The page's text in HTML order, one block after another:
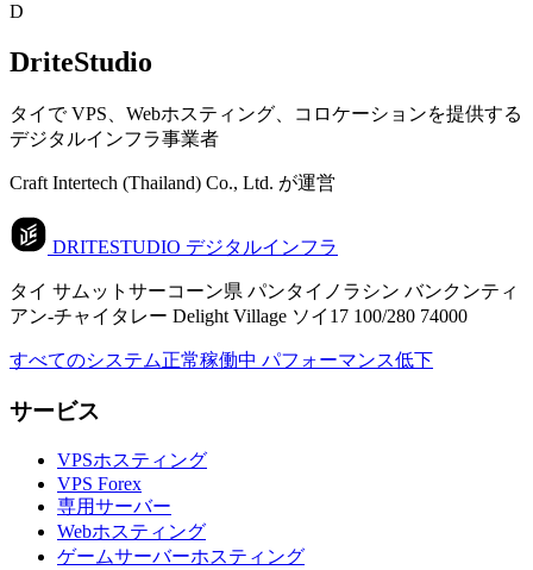
D
DriteStudio
タイで VPS、Webホスティング、コロケーションを提供する
デジタルインフラ事業者
Craft Intertech (Thailand) Co., Ltd. が運営
DRITESTUDIO デジタルインフラ
タイ サムットサーコーン県 パンタイノラシン バンクンティ
アン-チャイタレー Delight Village ソイ17 100/280 74000
すべてのシステム正常稼働中 パフォーマンス低下
サービス
VPSホスティング
VPS Forex
専用サーバー
Webホスティング
ゲームサーバーホスティング